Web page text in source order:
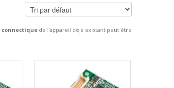
connectique de l’appareil déjà existant peut être